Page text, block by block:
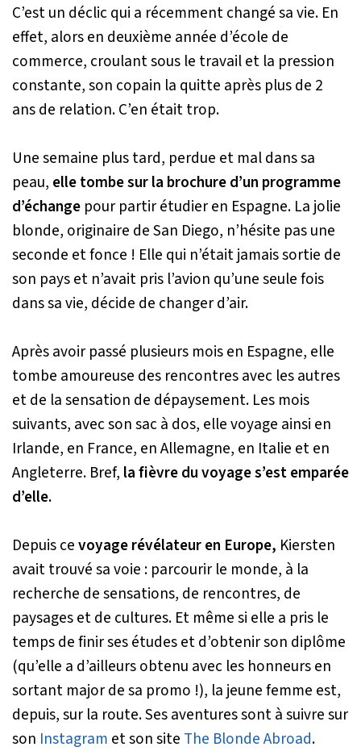
C’est un déclic qui a récemment changé sa vie. En
effet, alors en deuxième année d’école de
commerce, croulant sous le travail et la pression
constante, son copain la quitte après plus de 2
ans de relation. C’en était trop.
Une semaine plus tard, perdue et mal dans sa
peau, elle tombe sur la brochure d’un programme
d’échange pour partir étudier en Espagne. La jolie
blonde, originaire de San Diego, n’hésite pas une
seconde et fonce ! Elle qui n’était jamais sortie de
son pays et n’avait pris l’avion qu’une seule fois
dans sa vie, décide de changer d’air.
Après avoir passé plusieurs mois en Espagne, elle
tombe amoureuse des rencontres avec les autres
et de la sensation de dépaysement. Les mois
suivants, avec son sac à dos, elle voyage ainsi en
Irlande, en France, en Allemagne, en Italie et en
Angleterre. Bref, la fièvre du voyage s’est emparée
d’elle.
Depuis cevoyage révélateur en Europe, Kiersten
avait trouvé sa voie : parcourir le monde, à la
recherche de sensations, de rencontres, de
paysages et de cultures. Et même si elle a pris le
temps de finir ses études et d’obtenir son diplôme
(qu’elle a d’ailleurs obtenu avec les honneurs en
sortant major de sa promo !), la jeune femme est,
depuis, sur la route. Ses aventures sont à suivre sur
son Instagram et son site The Blonde Abroad.